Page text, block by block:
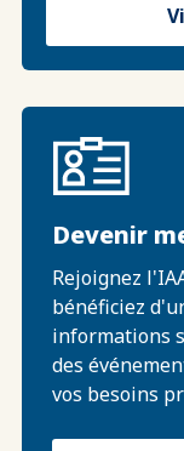
Devenir
Rejoignez
bénéficiez
informations
des
vos besoins